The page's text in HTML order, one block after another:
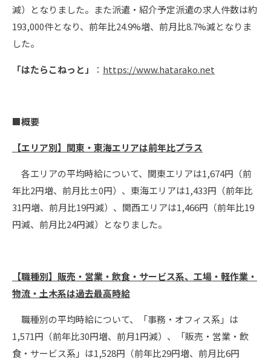
減）となりました。また派遣・紹介予定派遣の求人件数は約
193,000件となり、前年比24.9%増、前月比8.7%減となりま
した。
「はたらこねっと」 ： https://www.hatarako.net
■概要
【エリア別】関東・東海エリアは前年比プラス
各エリアの平均時給について、関東エリアは1,674円（前
年比2円増、前月比±0円）、東海エリアは1,433円（前年比
31円増、前月比19円減）、関西エリアは1,466円（前年比19
円減、前月比24円減）となりました。
【職種別】販売・営業・飲食・サービス系、工場・軽作業・
物流・土木系は過去最高時給
職種別の平均時給について、「事務・オフィス系」は
1,571円（前年比30円増、前月1円減）、「販売・営業・飲
食・サービス系」は1,528円（前年比29円増、前月比6円